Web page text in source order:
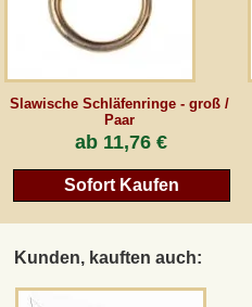
Slawische Schläfenringe - groß /
Paar
ab 11,76 €
Sofort Kaufen
Kunden, kauften auch: